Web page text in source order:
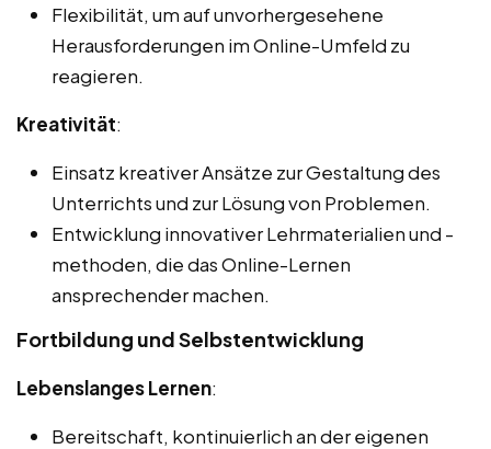
Flexibilität, um auf unvorhergesehene
Herausforderungen im Online-Umfeld zu
reagieren.
Kreativität:
Einsatz kreativer Ansätze zur Gestaltung des
Unterrichts und zur Lösung von Problemen.
Entwicklung innovativer Lehrmaterialien und -
methoden, die das Online-Lernen
ansprechender machen.
Fortbildung und Selbstentwicklung
Lebenslanges Lernen:
Bereitschaft, kontinuierlich an der eigenen